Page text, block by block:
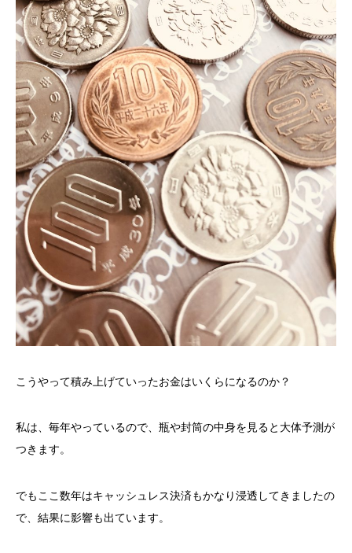
こうやって積み上げていったお金はいくらになるのか？
私は、毎年やっているので、瓶や封筒の中身を見ると大体予測が
つきます。
でもここ数年はキャッシュレス決済もかなり浸透してきましたの
で、結果に影響も出ています。